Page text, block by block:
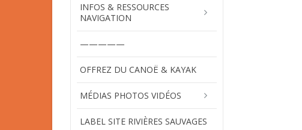
INFOS & RESSOURCES
NAVIGATION
—————
OFFREZ DU CANOË & KAYAK
MÉDIAS PHOTOS VIDÉOS
LABEL SITE RIVIÈRES SAUVAGES